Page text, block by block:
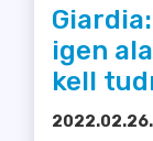
igen
kell
2022.02.26.